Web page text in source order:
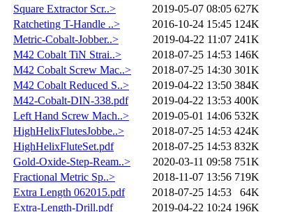
Square Extractor Scr..>
2019-05-07 08:05 627K
Ratcheting T-Handle ..>
2016-10-24 15:45 124K
Metric-Cobalt-Jobber..>
2019-04-22 11:07 241K
M42 Cobalt TiN Strai..>
2018-07-25 14:53 146K
M42 Cobalt Screw Mac..>
2018-07-25 14:30 301K
M42 Cobalt Reduced S..>
2019-04-22 13:50 384K
M42-Cobalt-DIN-338.pdf
2019-04-22 13:53 400K
Left Hand Screw Mach..>
2019-05-01 14:06 532K
HighHelixFlutesJobbe..>
2018-07-25 14:53 424K
HighHelixFluteSet.pdf
2018-07-25 14:53 832K
Gold-Oxide-Step-Ream..>
2020-03-11 09:58 751K
Fractional Metric Sp..>
2018-11-07 13:56 719K
Extra Length 062015.pdf
2018-07-25 14:53
64K
Extra-Length-Drill.pdf
2019-04-22 10:24 196K